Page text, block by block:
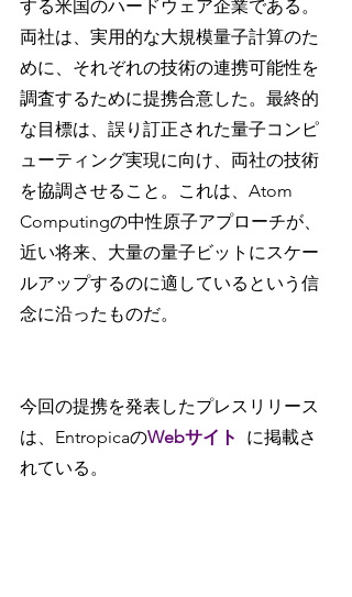
する米国のハードウェア企業である。
両社は、実用的な大規模量子計算のた
めに、それぞれの技術の連携可能性を
調査するために提携合意した。最終的
な目標は、誤り訂正された量子コンピ
ューティング実現に向け、両社の技術
を協調させること。これは、Atom
Computingの中性原子アプローチが、
近い将来、大量の量子ビットにスケー
ルアップするのに適しているという信
念に沿ったものだ。
今回の提携を発表したプレスリリース
は、EntropicaのWebサイト
に掲載さ
れている。